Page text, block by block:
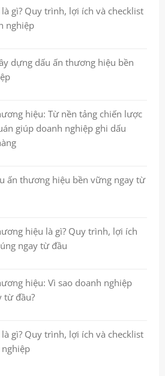
bền
tạo
kế
dấu
gì? Quy trình, lợi ích và checklist
nghiệp
kế
dựng dấu ấn thương hiệu bền
dựng
hiệu: Từ nền tảng chiến lược
giúp doanh nghiệp ghi dấu
ấn thương hiệu bền vững ngay từ
từ
hiệu là gì? Quy trình, lợi ích
ngay từ đầu
hiệu: Vì sao doanh nghiệp
từ đầu?
kế
gì? Quy trình, lợi ích và checklist